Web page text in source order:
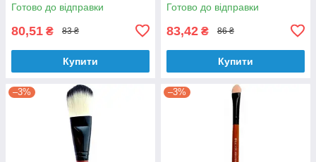
Готово до відправки
80,51 ₴ 83 ₴
Купити
Готово до відправки
83,42 ₴ 86 ₴
Купити
–3% –3%